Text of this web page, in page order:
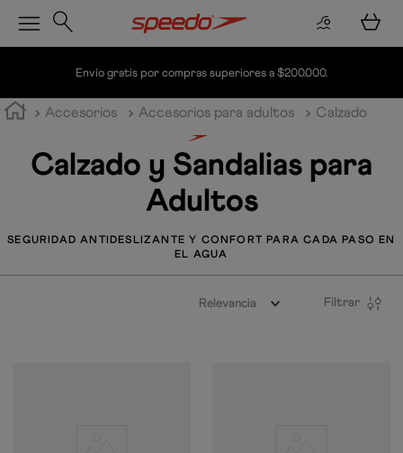
Envío gratis por compras superiores a $200.000.
Accesorios Accesorios para adultos Calzado
Calzado y Sandalias para
Adultos
SEGURIDAD ANTIDESLIZANTE Y CONFORT PARA CADA PASO EN
EL AGUA
Relevancia Filtrar